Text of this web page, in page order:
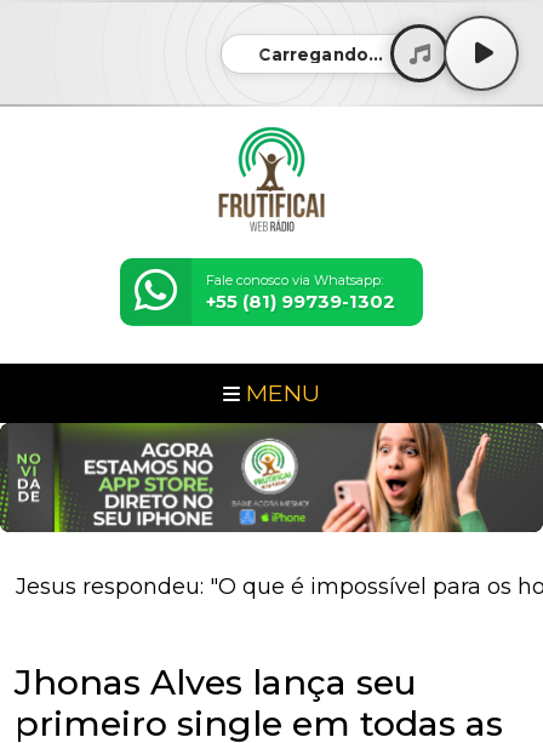
Carregando...
Fale conosco via Whatsapp:
+55 (81) 99739-1302
MENU
respondeu: "O que é impossível para os
Jhonas Alves lança seu
primeiro single em todas as